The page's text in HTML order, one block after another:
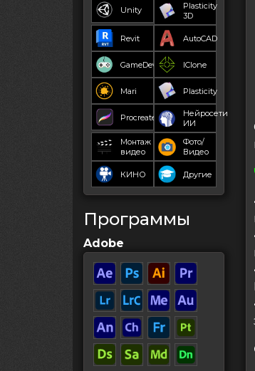
Unity
Plasticity
3D
Revit AutoCAD
GameDev IClone
Mari Plasticity
Procreate
Нейросети
ИИ
Монтаж
видео
Фото/
Видео
КИНО Другие
Программы
Adobe